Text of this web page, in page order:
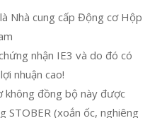
Nhà cung cấp Động cơ Hộp
nhận IE3 và do đó có
nhuận cao!
không đồng bộ này được
STOBER (xoắn ốc, nghiêng